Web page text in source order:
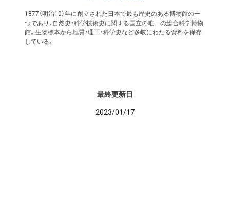
1877（明治10）年に創立された日本で最も歴史のある博物館の一
つであり、自然史・科学技術史に関する国立の唯一の総合科学博物
館。生物標本から地質・理工・科学史など多岐にわたる資料を保存
している。
最終更新日
2023/01/17